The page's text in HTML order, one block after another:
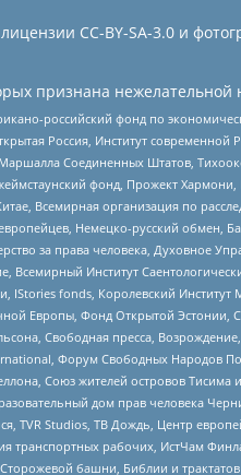
CC-BY-SA-3.0 и
признана
российский фонд по
Россия, Институт
Соединенных Штатов,
фонд, Прожект
Всемирная организация по
Немецко-русский обмен,
за права человека, Духовное
Институт
IStories fonds, Королевский
Европы, Фонд Открытой Эстонии,
Свободная пресса,
Форум Свободных Народов
Союз жителей островов
дом прав человека
TVR Studios, ТВ Дождь, Центр
рабочих, ИстЧам
башни, Библии и